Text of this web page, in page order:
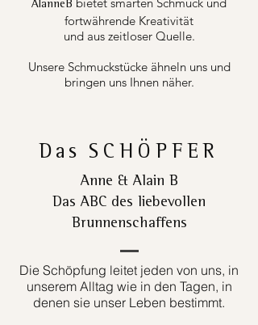
AlanneB bietet smarten Schmuck und
fortwährende Kreativität
und aus zeitloser Quelle.
Unsere Schmuckstücke ähneln uns und
bringen uns Ihnen näher.
Das SCHÖPFER
Anne & Alain B
Das ABC des liebevollen
Brunnenschaffens
Die Schöpfung leitet jeden von uns, in
unserem Alltag wie in den Tagen, in
denen sie unser Leben bestimmt.